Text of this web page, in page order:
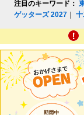
注目のキーワード：
ゲッターズ 2027 ｜十